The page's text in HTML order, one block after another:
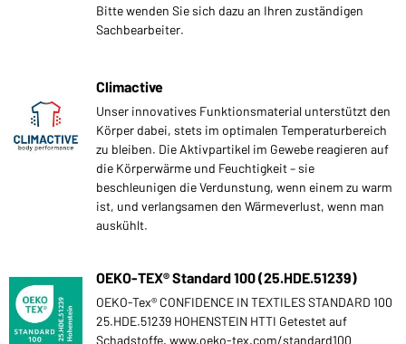
Bitte wenden Sie sich dazu an Ihren zuständigen
Sachbearbeiter.
Climactive
Unser innovatives Funktionsmaterial unterstützt den
Körper dabei, stets im optimalen Temperaturbereich
zu bleiben. Die Aktivpartikel im Gewebe reagieren auf
die Körperwärme und Feuchtigkeit – sie
beschleunigen die Verdunstung, wenn einem zu warm
ist, und verlangsamen den Wärmeverlust, wenn man
auskühlt.
OEKO-TEX® Standard 100 (25.HDE.51239)
OEKO-Tex® CONFIDENCE IN TEXTILES STANDARD 100
25.HDE.51239 HOHENSTEIN HTTI Getestet auf
Schadstoffe. www.oeko-tex.com/standard100